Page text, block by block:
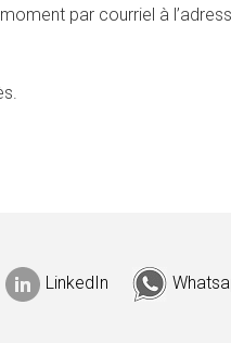
par courriel à
LinkedIn